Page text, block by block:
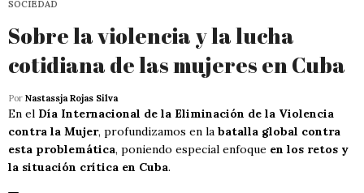
SOCIEDAD
Sobre la violencia y la lucha
cotidiana de las mujeres en Cuba
Por Nastassja Rojas Silva
En el Día Internacional de la Eliminación de la Violencia
contra la Mujer, profundizamos en la batalla global contra
esta problemática, poniendo especial enfoque en los retos y
la situación crítica en Cuba.